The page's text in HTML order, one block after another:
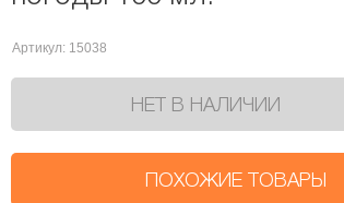
Артикул: 15038
НЕТ В НАЛИЧИИ
ПОХОЖИЕ ТОВАРЫ